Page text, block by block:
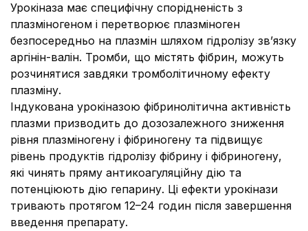
Урокіназа має специфічну спорідненість з
плазміногеном і перетворює плазміноген
безпосередньо на плазмін шляхом гідролізу зв’язку
аргінін-валін. Тромби, що містять фібрин, можуть
розчинятися завдяки тромболітичному ефекту
плазміну.
Індукована урокіназою фібринолітична активність
плазми призводить до дозозалежного зниження
рівня плазміногену і фібриногену та підвищує
рівень продуктів гідролізу фібрину і фібриногену,
які чинять пряму антикоагуляційну дію та
потенціюють дію гепарину. Ці ефекти урокінази
тривають протягом 12–24 годин після завершення
введення препарату.